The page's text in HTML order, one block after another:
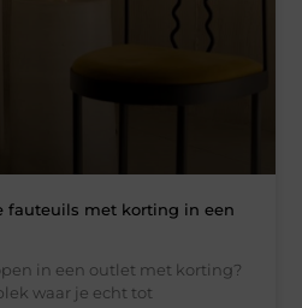
fauteuils met korting in een
in een outlet met korting?
waar je echt tot